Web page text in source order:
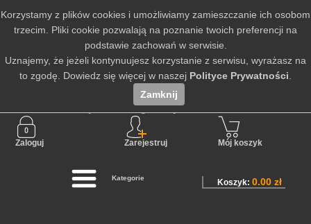
Nie jesteś zalogowany
Zaloguj Zarejestruj Mój koszyk
Kategorie Koszyk:0.00 zł
Korzystamy z plików cookies i umożliwiamy zamieszczanie ich osobom
trzecim. Pliki cookie pozwalają na poznanie twoich preferencji na
podstawie zachowań w serwisie.
Uznajemy, że jeżeli kontynuujesz korzystanie z serwisu, wyrażasz na
to zgodę. Dowiedz się więcej w naszej Polityce Prywatności
Zamknij